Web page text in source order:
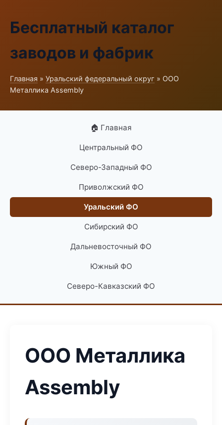
Бесплатный каталог
заводов и фабрик
Главная » Уральский федеральный округ » ООО
Металлика Assembly
🏠 Главная
Центральный ФО
Северо-Западный ФО
Приволжский ФО
Уральский ФО
Сибирский ФО
Дальневосточный ФО
Южный ФО
Северо-Кавказский ФО
ООО Металлика
Assembly